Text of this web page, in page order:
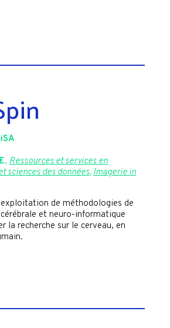
, Ressources et services en
sciences des données, Imagerie in
de méthodologies de
et neuro-informatique
la recherche sur le cerveau, en